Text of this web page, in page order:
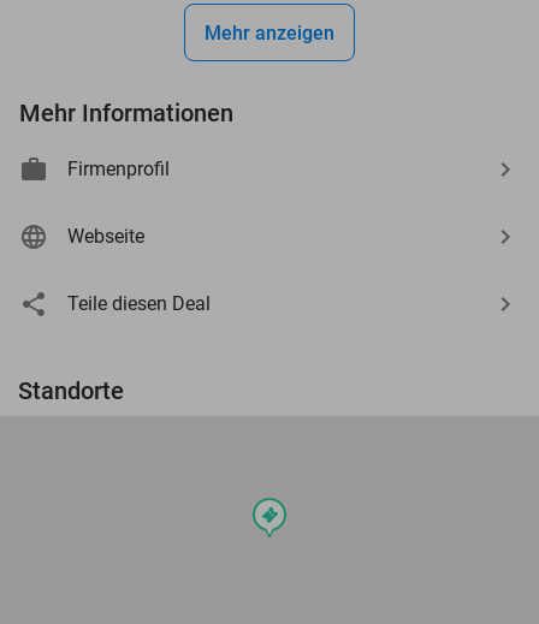
Mehr anzeigen
Mehr Informationen
Firmenprofil
Webseite
Teile diesen Deal
Standorte
events